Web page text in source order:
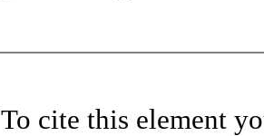
To cite this element